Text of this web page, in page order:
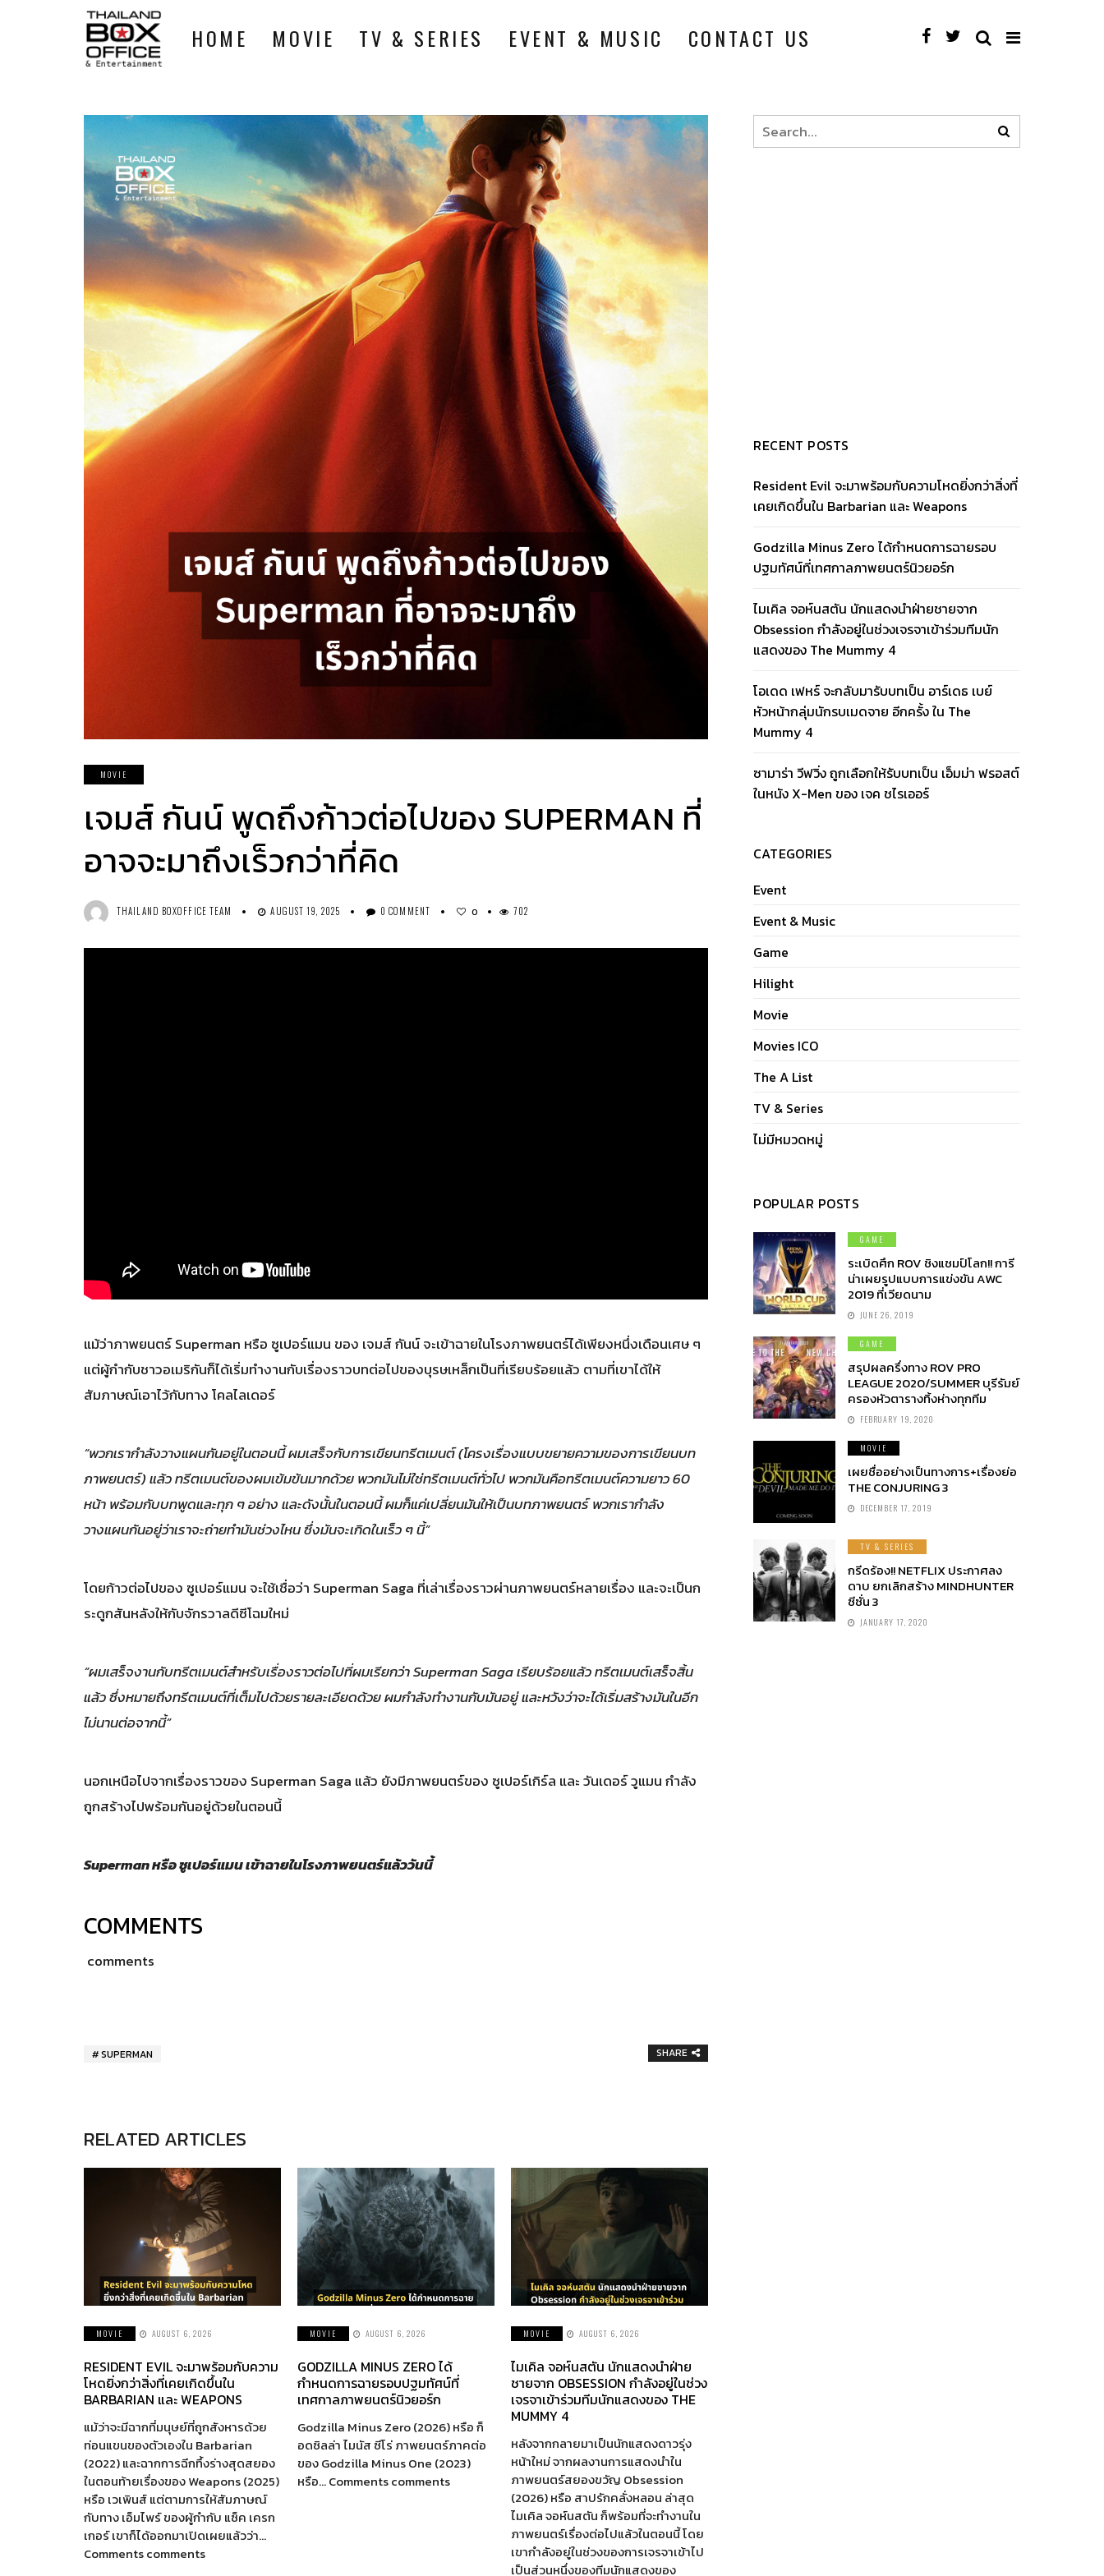
HOME MOVIE TV & SERIES EVENT & MUSIC CONTACT US
MOVIE
เจมส์ กันน์ พูดถึงก้าวต่อไปของ SUPERMAN ที่
อาจจะมาถึงเร็วกว่าที่คิด
THAILAND BOXOFFICE TEAM AUGUST 19, 2025 0 COMMENT 0 702
แม้ว่าภาพยนตร์ Superman หรือ ซูเปอร์แมน ของ เจมส์ กันน์ จะเข้าฉายในโรงภาพยนตร์ได้เพียงหนึ่งเดือนเศษ ๆ
แต่ผู้กำกับชาวอเมริกันก็ได้เริ่มทำงานกับเรื่องราวบทต่อไปของบุรษเหล็กเป็นที่เรียบร้อยแล้ว ตามที่เขาได้ให้
สัมภาษณ์เอาไว้กับทาง โคลไลเดอร์
“พวกเรากำลังวางแผนกันอยู่ในตอนนี้ ผมเสร็จกับการเขียนทรีตเมนต์ (โครงเรื่องแบบขยายความของการเขียนบท
ภาพยนตร์) แล้ว ทรีตเมนต์ของผมเข้มข้นมากด้วย พวกมันไม่ใช่ทรีตเมนต์ทั่วไป พวกมันคือทรีตเมนต์ความยาว 60
หน้า พร้อมกับบทพูดและทุก ๆ อย่าง และดังนั้นในตอนนี้ ผมก็แค่เปลี่ยนมันให้เป็นบทภาพยนตร์ พวกเรากำลัง
วางแผนกันอยู่ว่าเราจะถ่ายทำมันช่วงไหน ซึ่งมันจะเกิดในเร็ว ๆ นี้”
โดยก้าวต่อไปของ ซูเปอร์แมน จะใช้เชื่อว่า Superman Saga ที่เล่าเรื่องราวผ่านภาพยนตร์หลายเรื่อง และจะเป็นก
ระดูกสันหลังให้กับจักรวาลดีซีโฉมใหม่
“ผมเสร็จงานกับทรีตเมนต์สำหรับเรื่องราวต่อไปที่ผมเรียกว่า Superman Saga เรียบร้อยแล้ว ทรีตเมนต์เสร็จสิ้น
แล้ว ซึ่งหมายถึงทรีตเมนต์ที่เต็มไปด้วยรายละเอียดด้วย ผมกำลังทำงานกับมันอยู่ และหวังว่าจะได้เริ่มสร้างมันในอีก
ไม่นานต่อจากนี้”
นอกเหนือไปจากเรื่องราวของ Superman Saga แล้ว ยังมีภาพยนตร์ของ ซูเปอร์เกิร์ล และ วันเดอร์ วูแมน กำลัง
ถูกสร้างไปพร้อมกันอยู่ด้วยในตอนนี้
Superman หรือ ซูเปอร์แมน เข้าฉายในโรงภาพยนตร์แล้ววันนี้
COMMENTS
comments
SUPERMAN SHARE
RELATED ARTICLES
MOVIE AUGUST 6, 2026
RESIDENT EVIL จะมาพร้อมกับความ
โหดยิ่งกว่าสิ่งที่เคยเกิดขึ้นใน
BARBARIAN และ WEAPONS
แม้ว่าจะมีฉากที่มนุษย์ที่ถูกสังหารด้วย
ท่อนแขนของตัวเองใน Barbarian
(2022) และฉากการฉีกทึ้งร่างสุดสยอง
ในตอนท้ายเรื่องของ Weapons (2025)
หรือ เวเพินส์ แต่ตามการให้สัมภาษณ์
กับทาง เอ็มไพร์ ของผู้กำกับ แซ็ค เครก
เกอร์ เขาก็ได้ออกมาเปิดเผยแล้วว่า…
Comments comments
MOVIE AUGUST 6, 2026
GODZILLA MINUS ZERO ได้
กำหนดการฉายรอบปฐมทัศน์ที่
เทศกาลภาพยนตร์นิวยอร์ก
Godzilla Minus Zero (2026) หรือ ก็
อดซิลล่า ไมนัส ซีโร่ ภาพยนตร์ภาคต่อ
ของ Godzilla Minus One (2023)
หรือ… Comments comments
MOVIE AUGUST 6, 2026
ไมเคิล จอห์นสตัน นักแสดงนำฝ่าย
ชายจาก OBSESSION กำลังอยู่ในช่วง
เจรจาเข้าร่วมทีมนักแสดงของ THE
MUMMY 4
หลังจากกลายมาเป็นนักแสดงดาวรุ่ง
หน้าใหม่ จากผลงานการแสดงนำใน
ภาพยนตร์สยองขวัญ Obsession
(2026) หรือ สาปรักคลั่งหลอน ล่าสุด
ไมเคิล จอห์นสตัน ก็พร้อมที่จะทำงานใน
ภาพยนตร์เรื่องต่อไปแล้วในตอนนี้ โดย
เขากำลังอยู่ในช่วงของการเจรจาเข้าไป
เป็นส่วนหนึ่งของทีมนักแสดงของ
RECENT POSTS
Resident Evil จะมาพร้อมกับความโหดยิ่งกว่าสิ่งที่
เคยเกิดขึ้นใน Barbarian และ Weapons
Godzilla Minus Zero ได้กำหนดการฉายรอบ
ปฐมทัศน์ที่เทศกาลภาพยนตร์นิวยอร์ก
ไมเคิล จอห์นสตัน นักแสดงนำฝ่ายชายจาก
Obsession กำลังอยู่ในช่วงเจรจาเข้าร่วมทีมนัก
แสดงของ The Mummy 4
โอเดด เฟหร์ จะกลับมารับบทเป็น อาร์เดธ เบย์
หัวหน้ากลุ่มนักรบเมดจาย อีกครั้ง ใน The
Mummy 4
ซามาร่า วีฟวิ่ง ถูกเลือกให้รับบทเป็น เอ็มม่า ฟรอสต์
ในหนัง X-Men ของ เจค ชไรเออร์
CATEGORIES
Event
Event & Music
Game
Hilight
Movie
Movies ICO
The A List
TV & Series
ไม่มีหมวดหมู่
POPULAR POSTS
GAME
ระเบิดศึก ROV ชิงแชมป์โลก!! การี
น่าเผยรูปแบบการแข่งขัน AWC
2019 ที่เวียดนาม
JUNE 26, 2019
GAME
สรุปผลครึ่งทาง ROV PRO
LEAGUE 2020/SUMMER บุรีรัมย์
ครองหัวตารางทิ้งห่างทุกทีม
FEBRUARY 19, 2020
MOVIE
เผยชื่ออย่างเป็นทางการ+เรื่องย่อ
THE CONJURING 3
DECEMBER 17, 2019
TV & SERIES
กรีดร้อง!! NETFLIX ประกาศลง
ดาบ ยกเลิกสร้าง MINDHUNTER
ซีซั่น 3
JANUARY 17, 2020